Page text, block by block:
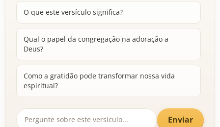
O que este versículo significa?
Qual o papel da congregação na adoração a
Deus?
Como a gratidão pode transformar nossa vida
espiritual?
Enviar